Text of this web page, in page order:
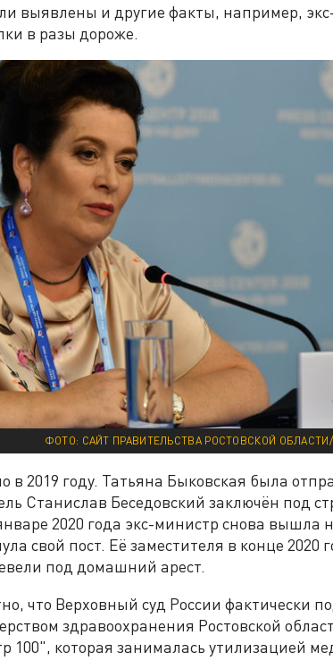
выявлены и другие факты, например,
в разы дороже.
ФОТО: САЙТ ПРАВИТЕЛЬСТВА РОСТОВСКОЙ ОБЛАСТИ/
в 2019 году. Татьяна Быковская была
Станислав Беседовский заключён под
2020 года экс-министр снова вышла
свой пост. Её заместителя в конце 2020
под домашний арест.
что Верховный суд России фактически
здравоохранения Ростовской
которая занималась утилизацией